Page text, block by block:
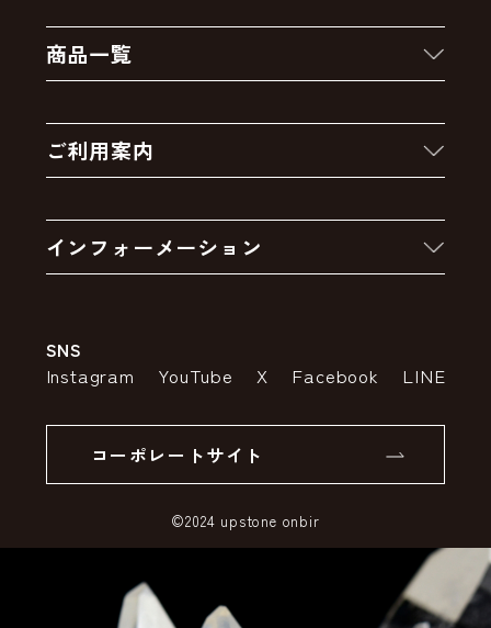
商品一覧
クーポン
卸販売・大量注文
アウトレットセール
ご利用案内
お支払いについて
インフォーメーション
特定商取引法の表示
SSLサーバー証明書とは
SNS
Instagram YouTube X Facebook LINE
コーポレートサイト
©2024 upstone onbir